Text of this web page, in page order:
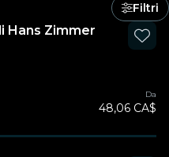
Filtri
Hans Zimmer
Da
48,06 CA$